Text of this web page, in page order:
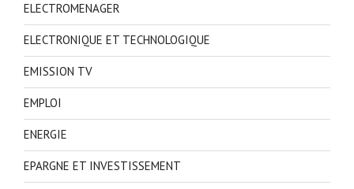
ELECTROMENAGER
ELECTRONIQUE ET TECHNOLOGIQUE
EMISSION TV
EMPLOI
ENERGIE
EPARGNE ET INVESTISSEMENT